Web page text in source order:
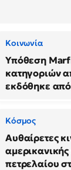
Κοινωνία
Υπόθεση
κατηγοριών
εκδόθηκε
Κόσμος
Αυθαίρετες
αμερικανικής
πετρελαίου